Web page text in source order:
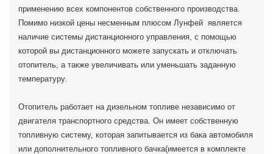
применению всех компонентов собственного производства.
Помимо низкой цены несменным плюсом Лунфей является
наличие системы дистанционного управления, с помощью
которой вы дистанционного можете запускать и отключать
отопитель, а также увеличивать или уменьшать заданную
температуру.
Отопитель работает на дизельном топливе независимо от
двигателя транспортного средства. Он имеет собственную
топливную систему, которая запитывается из бака автомобиля
или дополнительного топливного бачка(имеется в комплекте